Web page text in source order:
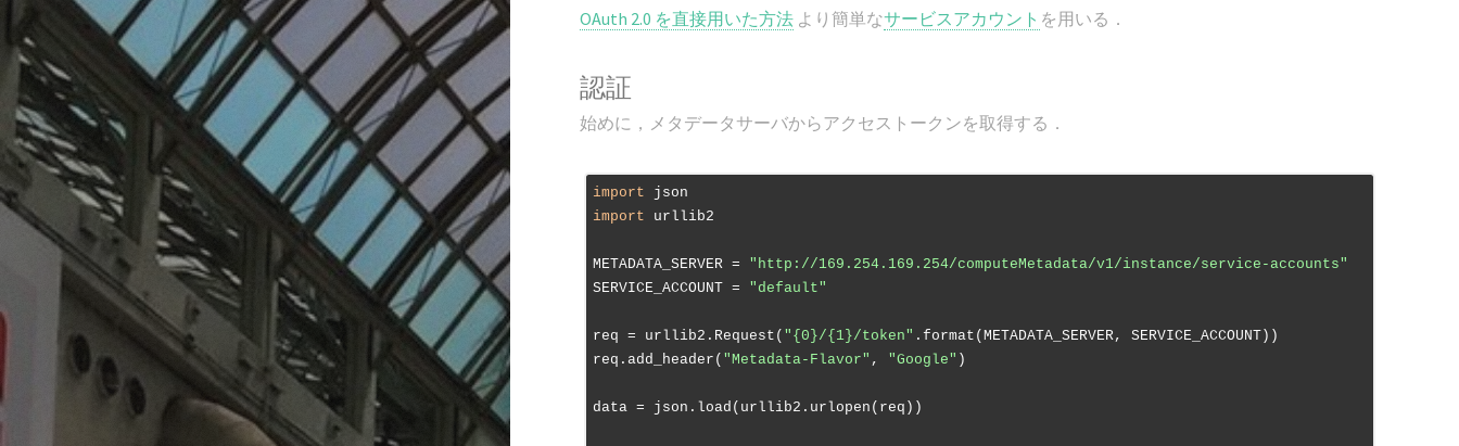
OAuth 2.0 を直接用いた方法 より簡単なサービスアカウント を用いる．
認証
始めに，メタデータサーバからアクセストークンを取得する．
import
import urllib2
METADATA_SERVER = "http://169.254.169.254/computeMetadata/v1/instance/service-accounts"
SERVICE_ACCOUNT = "default"
req = urllib2.Request( "{0}/{1}/token" .format(METADATA_SERVER, SERVICE_ACCOUNT))
req.add_header( "Metadata-Flavor" , "Google" )
data = json.load(urllib2.urlopen(req))